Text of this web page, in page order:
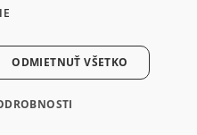
ODMIETNUŤ VŠETKO